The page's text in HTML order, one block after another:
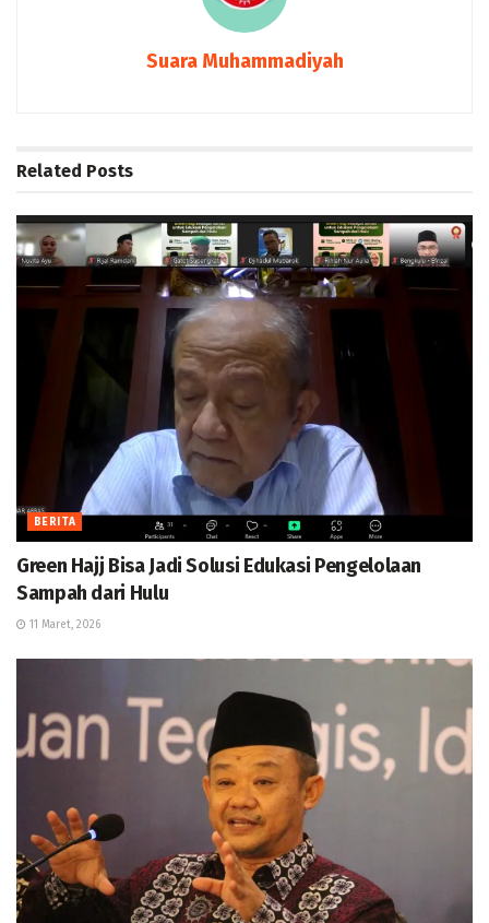
Suara Muhammadiyah
Related Posts
BERITA
Green Hajj Bisa Jadi Solusi Edukasi Pengelolaan
Sampah dari Hulu
11 Maret, 2026